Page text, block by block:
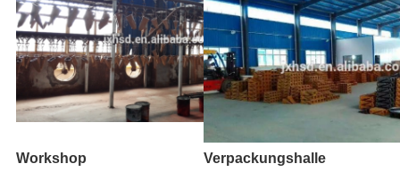
Workshop Verpackungshalle